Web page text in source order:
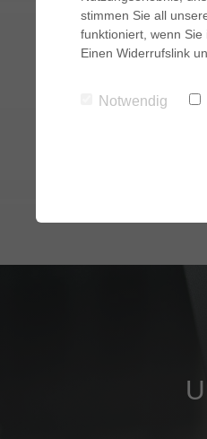
stimmen Sie all
funktioniert, wenn Sie
Einen Widerrufslink
Notwendig